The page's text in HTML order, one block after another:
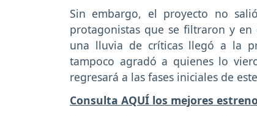
Sin embargo, el proyecto no
protagonistas que se filtraron y en
una lluvia de críticas llegó a la
tampoco agradó a quienes lo
regresará a las fases iniciales de
Consulta AQUÍ los mejores